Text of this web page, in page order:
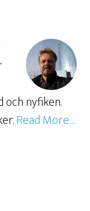
och nyfiken.
Read More…